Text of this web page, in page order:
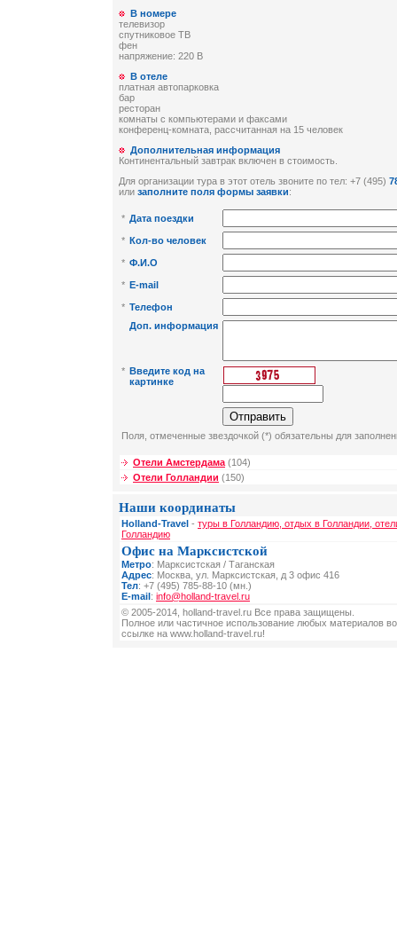
В номере
телевизор
спутниковое ТВ
фен
напряжение: 220 В
В отеле
платная автопарковка
бар
ресторан
комнаты с компьютерами и факсами
конференц-комната, рассчитанная на 15 человек
Дополнительная информация
Континентальный завтрак включен в стоимость.
Для организации тура в этот отель звоните по тел: +7 (495)
или заполните поля формы заявки:
* Дата поездки
* Кол-во человек
* Ф.И.О
* E-mail
* Телефон
Доп. информация
* Введите код на
картинке
Поля, отмеченные звездочкой (*) обязательны для
Отели Амстердама(104)
Отели Голландии (150)
Наши координаты
Holland-Travel - туры в Голландию, отдых в Голландии,
Голландию
Офис на Марксистской
Метро: Марксистская / Таганская
Адрес: Москва, ул. Марксистская, д 3 офис 416
Тел: +7 (495) 785-88-10 (мн.)
E-mail: info@holland-travel.ru
© 2005-2014, holland-travel.ru Все права защищены.
Полное или частичное использование любых материалов
ссылке на www.holland-travel.ru!